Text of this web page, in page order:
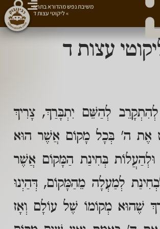
עצות ד
לְהַשֵּׁם יִתְבָּרַךְ, צָרִיךְ
אֶת ה' בְּכָל מָקוֹם אֲשֶׁר הוּא
בְּחִינַת הַמָּקוֹם אֲשֶׁר
לְמַעְלָה מֵהַמָּקוֹם, דְּהַיְנוּ
שֶׁהוּא מְקוֹמוֹ שֶׁל עוֹלָם וְאָז
משיבת נפש מהדורא בתרא
»ליקוטי עצות ד